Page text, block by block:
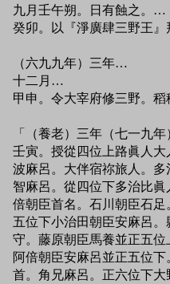
九月壬午朔。日有蝕之。…
癸卯。以『淨廣肆三野王』
（六九九年）三年…
十二月…
甲申。令大宰府修三野。稻
「（養老）三年（七一九
壬寅。授從四位上路眞人
波麻呂。大伴宿祢旅人。
智麻呂。從四位下多治比
倍朝臣首名。石川朝臣石
五位下小治田朝臣安麻呂
守。藤原朝臣馬養並正五位
阿倍朝臣安麻呂並正五位
首。角兄麻呂。正六位下